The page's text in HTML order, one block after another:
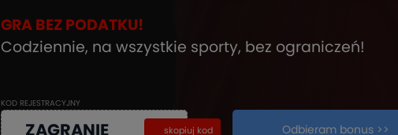
GRA BEZ PODATKU!
Codziennie, na wszystkie sporty, bez ograniczeń!
KOD REJESTRACYJNY
ZAGRANIE kopiuj
skopiuj kod Odbieram bonus >>